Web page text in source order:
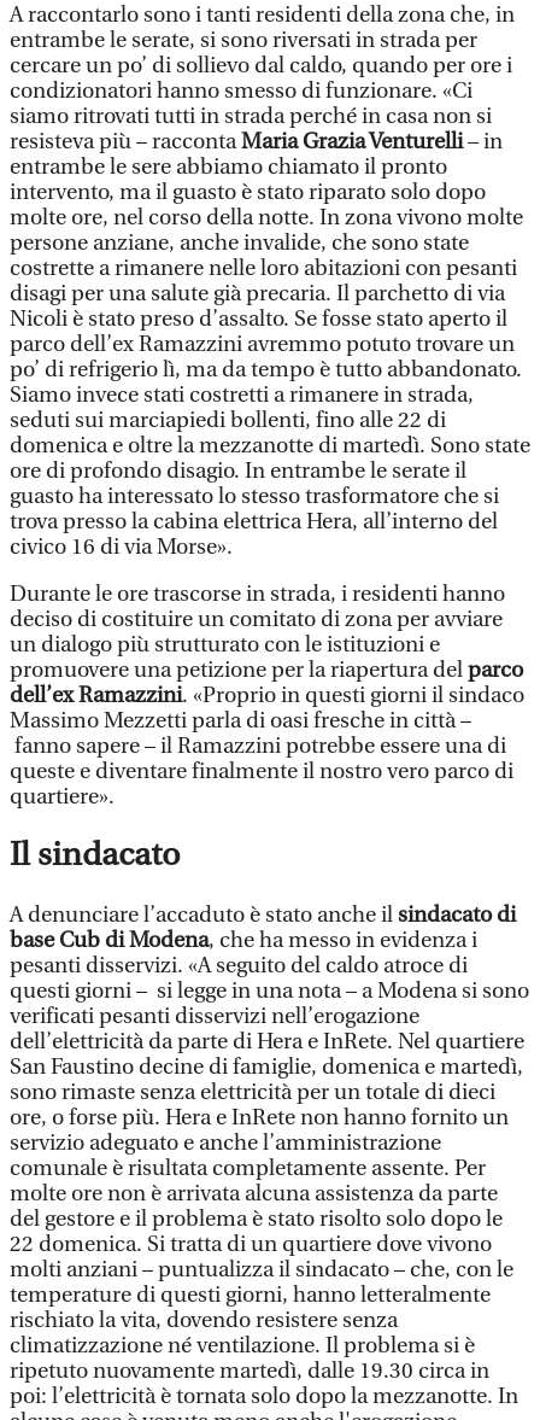
A raccontarlo sono i tanti residenti della zona che, in
entrambe le serate, si sono riversati in strada per
cercare un po’ di sollievo dal caldo, quando per ore i
condizionatori hanno smesso di funzionare. «Ci
siamo ritrovati tutti in strada perché in casa non si
resisteva più – raccontaMaria Grazia Venturelli– in
entrambe le sere abbiamo chiamato il pronto
intervento, ma il guasto è stato riparato solo dopo
molte ore, nel corso della notte. In zona vivono molte
persone anziane, anche invalide, che sono state
costrette a rimanere nelle loro abitazioni con pesanti
disagi per una salute già precaria. Il parchetto di via
Nicoli è stato preso d’assalto. Se fosse stato aperto il
parco dell’ex Ramazzini avremmo potuto trovare un
po’ di refrigerio lì, ma da tempo è tutto abbandonato.
Siamo invece stati costretti a rimanere in strada,
seduti sui marciapiedi bollenti, fino alle 22 di
domenica e oltre la mezzanotte di martedì. Sono state
ore di profondo disagio. In entrambe le serate il
guasto ha interessato lo stesso trasformatore che si
trova presso la cabina elettrica Hera, all’interno del
civico 16 di via Morse».
Durante le ore trascorse in strada, i residenti hanno
deciso di costituire un comitato di zona per avviare
un dialogo più strutturato con le istituzioni e
promuovere una petizione per la riapertura delparco
dell’ex Ramazzini. «Proprio in questi giorni il sindaco
Massimo Mezzetti parla di oasi fresche in città –
fanno sapere – il Ramazzini potrebbe essere una di
queste e diventare finalmente il nostro vero parco di
quartiere».
Il sindacato
A denunciare l’accaduto è stato anche ilsindacato di
base Cub di Modena, che ha messo in evidenza i
pesanti disservizi. «A seguito del caldo atroce di
questi giorni – si legge in una nota – a Modena si sono
verificati pesanti disservizi nell’erogazione
dell’elettricità da parte di Hera e InRete. Nel quartiere
San Faustino decine di famiglie, domenica e martedì,
sono rimaste senza elettricità per un totale di dieci
ore, o forse più. Hera e InRete non hanno fornito un
servizio adeguato e anche l’amministrazione
comunale è risultata completamente assente. Per
molte ore non è arrivata alcuna assistenza da parte
del gestore e il problema è stato risolto solo dopo le
22 domenica. Si tratta di un quartiere dove vivono
molti anziani – puntualizza il sindacato – che, con le
temperature di questi giorni, hanno letteralmente
rischiato la vita, dovendo resistere senza
climatizzazione né ventilazione. Il problema si è
ripetuto nuovamente martedì, dalle 19.30 circa in
poi: l’elettricità è tornata solo dopo la mezzanotte. In